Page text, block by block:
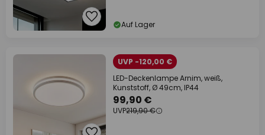
Auf Lager
UVP -120,00 €
LED-Deckenlampe Arnim, weiß,
Kunststoff, Ø 49cm, IP44
99,90 €
UVP219,90 €